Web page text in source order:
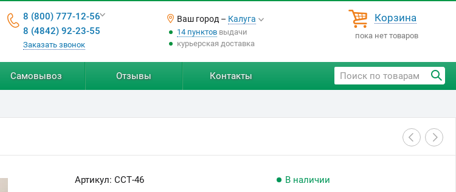
8 (800) 777-12-56
8 (4842) 92-23-55
Заказать звонок
Ваш город – Калуга
14 пунктоввыдачи
курьерская доставка
Корзина
пока нет товаров
Самовывоз Отзывы Контакты
Артикул: ССТ-46 В наличии